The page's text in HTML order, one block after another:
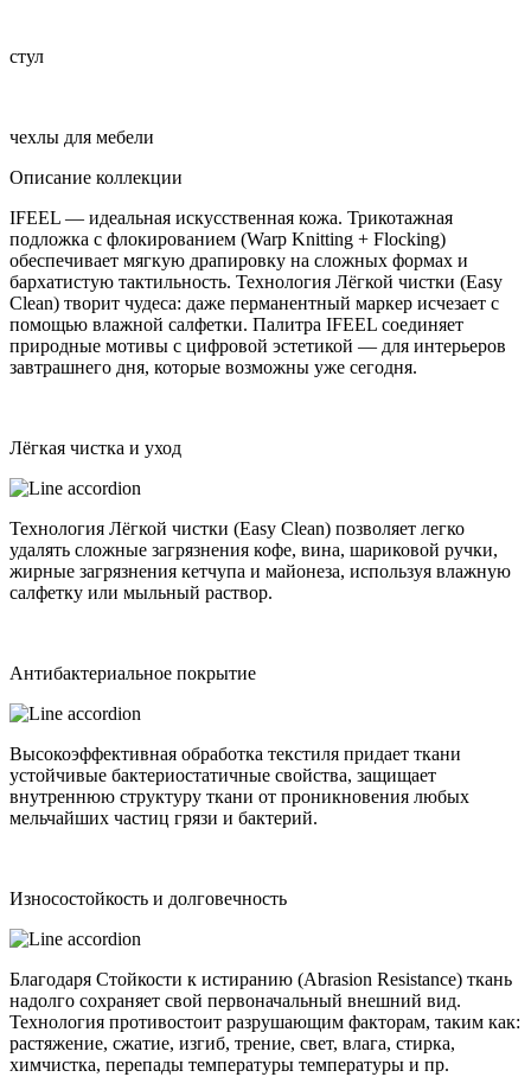
стул
чехлы для мебели
Описание коллекции
IFEEL — идеальная искусственная кожа. Трикотажная
подложка с флокированием (Warp Knitting + Flocking)
обеспечивает мягкую драпировку на сложных формах и
бархатистую тактильность. Технология Лёгкой чистки (Easy
Clean) творит чудеса: даже перманентный маркер исчезает с
помощью влажной салфетки. Палитра IFEEL соединяет
природные мотивы с цифровой эстетикой — для интерьеров
завтрашнего дня, которые возможны уже сегодня.
Лёгкая чистка и уход
Технология Лёгкой чистки (Easy Clean) позволяет легко
удалять сложные загрязнения кофе, вина, шариковой ручки,
жирные загрязнения кетчупа и майонеза, используя влажную
салфетку или мыльный раствор.
Антибактериальное покрытие
Высокоэффективная обработка текстиля придает ткани
устойчивые бактериостатичные свойства, защищает
внутреннюю структуру ткани от проникновения любых
мельчайших частиц грязи и бактерий.
Износостойкость и долговечность
Благодаря Стойкости к истиранию (Abrasion Resistance) ткань
надолго сохраняет свой первоначальный внешний вид.
Технология противостоит разрушающим факторам, таким как:
растяжение, сжатие, изгиб, трение, свет, влага, стирка,
химчистка, перепады температуры температуры и пр.